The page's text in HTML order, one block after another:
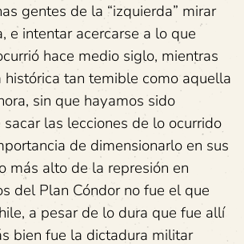
gentes de la “izquierda” mirar
e intentar acercarse a lo que
hace medio siglo, mientras
histórica tan temible como aquella
sin que hayamos sido
las lecciones de lo ocurrido
de dimensionarlo en sus
más alto de la represión en
del Plan Cóndor no fue el que
a pesar de lo dura que fue allí
bien fue la dictadura militar